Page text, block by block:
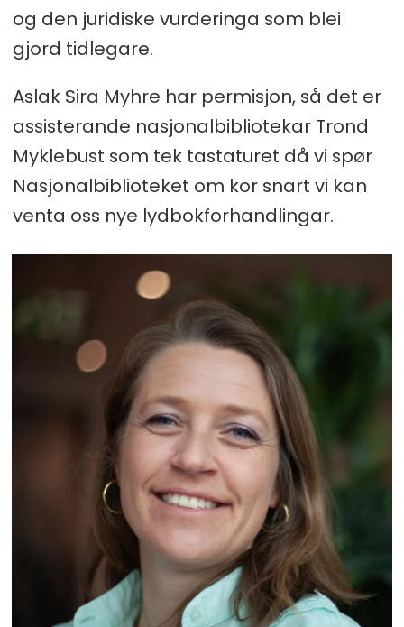
og den juridiske vurderinga som blei
gjord tidlegare.
Aslak Sira Myhre har permisjon, så det er
assisterande nasjonalbibliotekar Trond
Myklebust som tek tastaturet då vi spør
Nasjonalbiblioteket om kor snart vi kan
venta oss nye lydbokforhandlingar.